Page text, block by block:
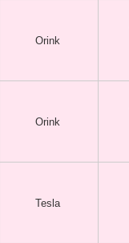
Orink
Orink
Tesla